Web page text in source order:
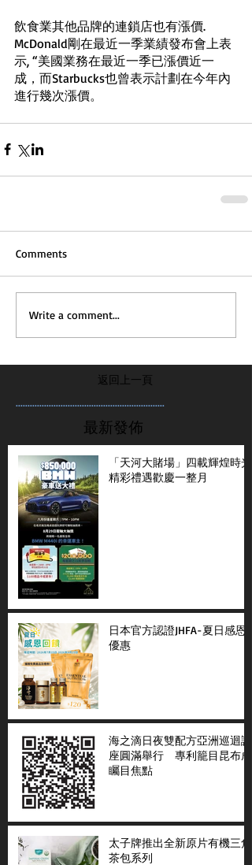
飲食業其他品牌的連鎖店也有漲價.
McDonald剛在最近一季業績發布會上表
示, “美國業務在最近一季已漲價近一
成，而Starbucks也曾表示計劃在今年內
進行幾次漲價。
Comments
Write a comment...
返回上一頁
...............................................................
最新發佈
「天河大賭場」四載輝煌時光
精彩禮遇歡慶一整月
日本官方認證JHFA-夏日感恩
優惠
海之滴日夜雙配方亞洲巡迴講
座圓滿舉行 專利籠目昆布成
矚目焦點
太子牌推出全新原片有機三角
茶包系列